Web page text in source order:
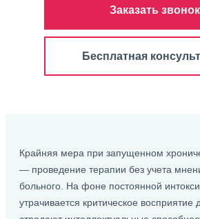
Заказать звонок
Бесплатная
Крайняя мера при запущенном
— проведение терапии без учета
больного. На фоне постоянной
утрачивается критическое восприятие